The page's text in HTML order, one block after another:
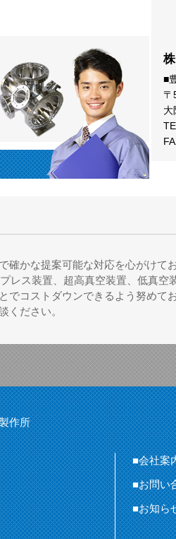
■
〒
大
かな提案可能な対応を心がけて
レス装置、超高真空装置、低真空
コストダウンできるよう努めて
ください。
作所
■会社案
■お問い
■お知ら